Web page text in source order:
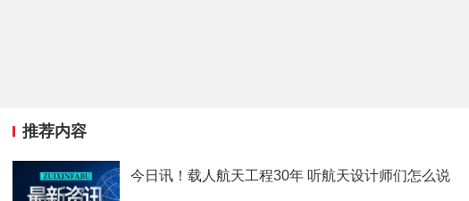
推荐内容
今日讯！载人航天工程30年 听航天设计师们怎么说